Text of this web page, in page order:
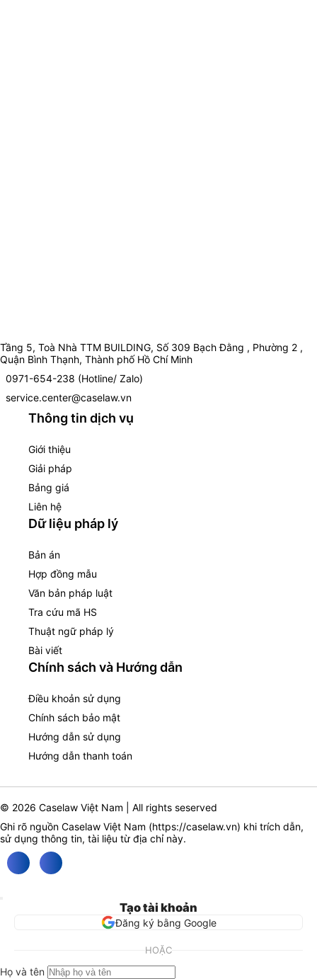
Tầng 5, Toà Nhà TTM BUILDING, Số 309 Bạch Đằng , Phường 2 ,
Quận Bình Thạnh, Thành phố Hồ Chí Minh
0971-654-238 (Hotline/ Zalo)
service.center@caselaw.vn
Thông tin dịch vụ
Giới thiệu
Giải pháp
Bảng giá
Liên hệ
Dữ liệu pháp lý
Bản án
Hợp đồng mẫu
Văn bản pháp luật
Tra cứu mã HS
Thuật ngữ pháp lý
Bài viết
Chính sách và Hướng dẫn
Điều khoản sử dụng
Chính sách bảo mật
Hướng dẫn sử dụng
Hướng dẫn thanh toán
© 2026 Caselaw Việt Nam | All rights seserved
Ghi rõ nguồn Caselaw Việt Nam (https://caselaw.vn) khi trích dẫn,
sử dụng thông tin, tài liệu từ địa chỉ này.
Tạo tài khoản
Đăng ký bằng Google
HOẶC
Họ và tên